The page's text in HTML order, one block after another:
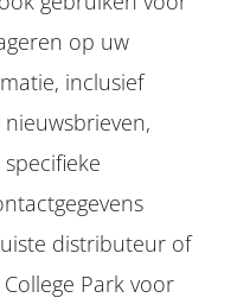
op uw
inclusief
distributeur of
Park voor